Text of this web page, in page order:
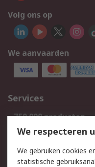
Volg ons op
We aanvaarden
Services
750.000 producten
Bestellen
Track & Trace
We respecteren
We gebruiken cookies
statistische